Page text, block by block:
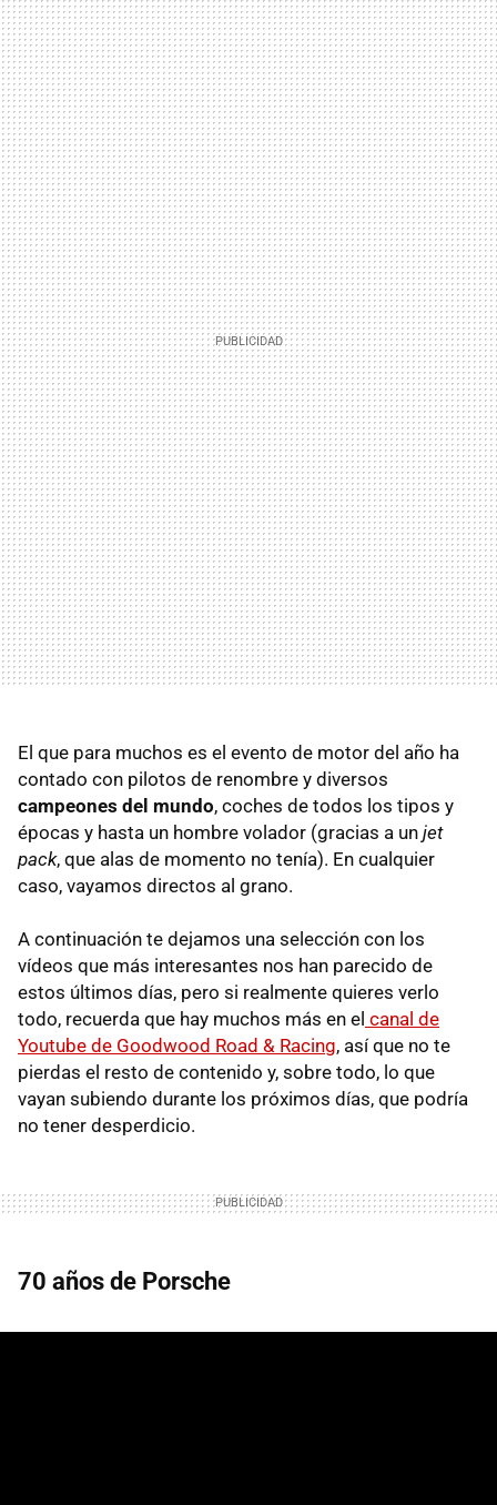
El que para muchos es el evento de motor del año ha
contado con pilotos de renombre y diversos
campeones del mundo, coches de todos los tipos y
épocas y hasta un hombre volador (gracias a un jet
pack, que alas de momento no tenía). En cualquier
caso, vayamos directos al grano.
A continuación te dejamos una selección con los
vídeos que más interesantes nos han parecido de
estos últimos días, pero si realmente quieres verlo
todo, recuerda que hay muchos más en el canal de
Youtube de Goodwood Road & Racing, así que no te
pierdas el resto de contenido y, sobre todo, lo que
vayan subiendo durante los próximos días, que podría
no tener desperdicio.
70 años de Porsche